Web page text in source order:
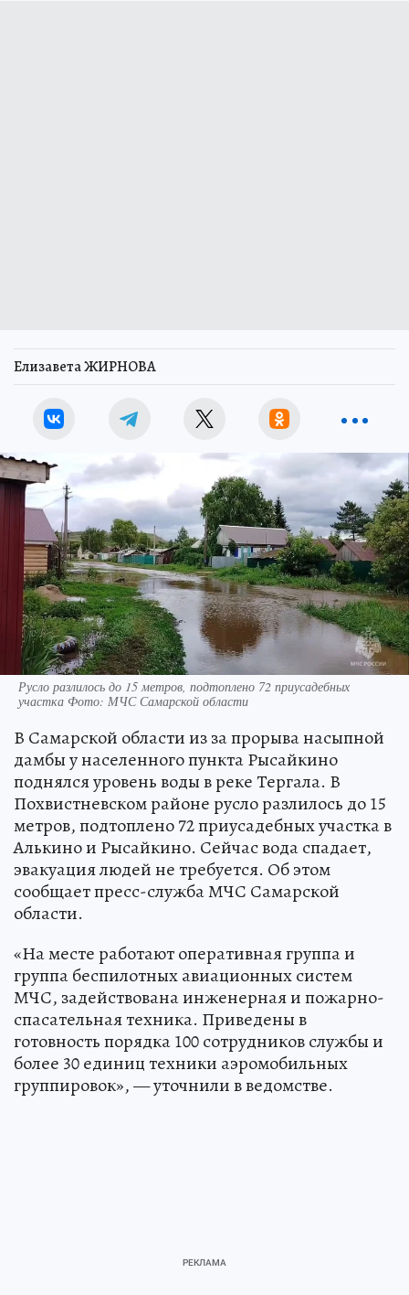
Елизавета ЖИРНОВА
Русло разлилось до 15 метров, подтоплено 72 приусадебных
участка Фото: МЧС Самарской области
В Самарской области из за прорыва насыпной
дамбы у населенного пункта Рысайкино
поднялся уровень воды в реке Тергала. В
Похвистневском районе русло разлилось до 15
метров, подтоплено 72 приусадебных участка в
Алькино и Рысайкино. Сейчас вода спадает,
эвакуация людей не требуется. Об этом
сообщает пресс-служба МЧС Самарской
области.
«На месте работают оперативная группа и
группа беспилотных авиационных систем
МЧС, задействована инженерная и пожарно-
спасательная техника. Приведены в
готовность порядка 100 сотрудников службы и
более 30 единиц техники аэромобильных
группировок», — уточнили в ведомстве.